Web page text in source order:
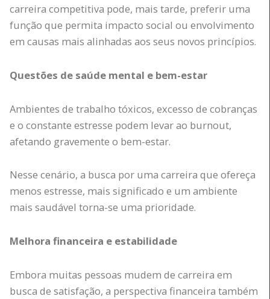
carreira competitiva pode, mais tarde, preferir uma
função que permita impacto social ou envolvimento
em causas mais alinhadas aos seus novos princípios.
Questões de saúde mental e bem-estar
Ambientes de trabalho tóxicos, excesso de cobranças
e o constante estresse podem levar ao burnout,
afetando gravemente o bem-estar.
Nesse cenário, a busca por uma carreira que ofereça
menos estresse, mais significado e um ambiente
mais saudável torna-se uma prioridade.
Melhora financeira e estabilidade
Embora muitas pessoas mudem de carreira em
busca de satisfação, a perspectiva financeira também